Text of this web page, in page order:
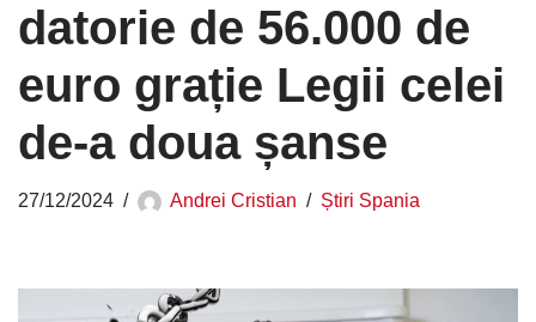
datorie de 56.000 de
euro grație Legii celei
de-a doua șanse
27/12/2024 Andrei Cristian Știri Spania